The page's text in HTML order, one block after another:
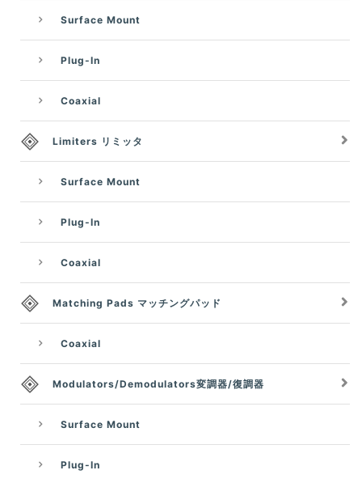
Surface Mount
Plug-In
Coaxial
Limiters リミッタ
Surface Mount
Plug-In
Coaxial
Matching Pads マッチングパッド
Coaxial
Modulators/Demodulators変調器/復調器
Surface Mount
Plug-In